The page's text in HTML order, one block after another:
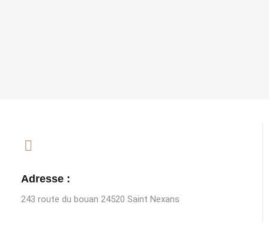
Adresse :
243 route du bouan 24520 Saint Nexans